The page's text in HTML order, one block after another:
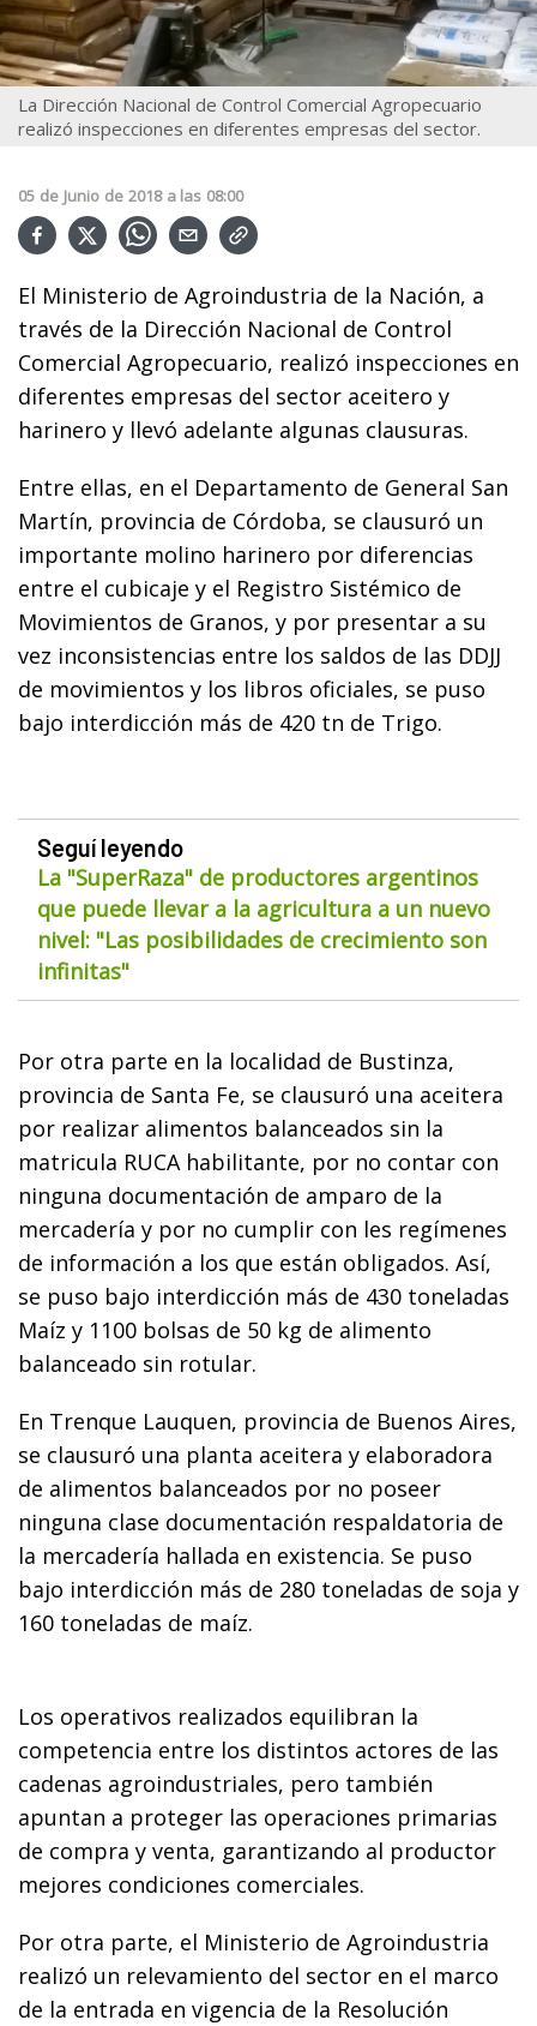
La Dirección Nacional de Control Comercial Agropecuario
realizó inspecciones en diferentes empresas del sector.
05 de Junio de 2018 a las 08:00
El Ministerio de Agroindustria de la Nación, a
través de la Dirección Nacional de Control
Comercial Agropecuario, realizó inspecciones en
diferentes empresas del sector aceitero y
harinero y llevó adelante algunas clausuras.
Entre ellas, en el Departamento de General San
Martín, provincia de Córdoba, se clausuró un
importante molino harinero por diferencias
entre el cubicaje y el Registro Sistémico de
Movimientos de Granos, y por presentar a su
vez inconsistencias entre los saldos de las DDJJ
de movimientos y los libros oficiales, se puso
bajo interdicción más de 420 tn de Trigo.
Seguí leyendo
La "SuperRaza" de productores argentinos
que puede llevar a la agricultura a un nuevo
nivel: "Las posibilidades de crecimiento son
infinitas"
Por otra parte en la localidad de Bustinza,
provincia de Santa Fe, se clausuró una aceitera
por realizar alimentos balanceados sin la
matricula RUCA habilitante, por no contar con
ninguna documentación de amparo de la
mercadería y por no cumplir con les regímenes
de información a los que están obligados. Así,
se puso bajo interdicción más de 430 toneladas
Maíz y 1100 bolsas de 50 kg de alimento
balanceado sin rotular.
En Trenque Lauquen, provincia de Buenos Aires,
se clausuró una planta aceitera y elaboradora
de alimentos balanceados por no poseer
ninguna clase documentación respaldatoria de
la mercadería hallada en existencia. Se puso
bajo interdicción más de 280 toneladas de soja y
160 toneladas de maíz.
Los operativos realizados equilibran la
competencia entre los distintos actores de las
cadenas agroindustriales, pero también
apuntan a proteger las operaciones primarias
de compra y venta, garantizando al productor
mejores condiciones comerciales.
Por otra parte, el Ministerio de Agroindustria
realizó un relevamiento del sector en el marco
de la entrada en vigencia de la Resolución